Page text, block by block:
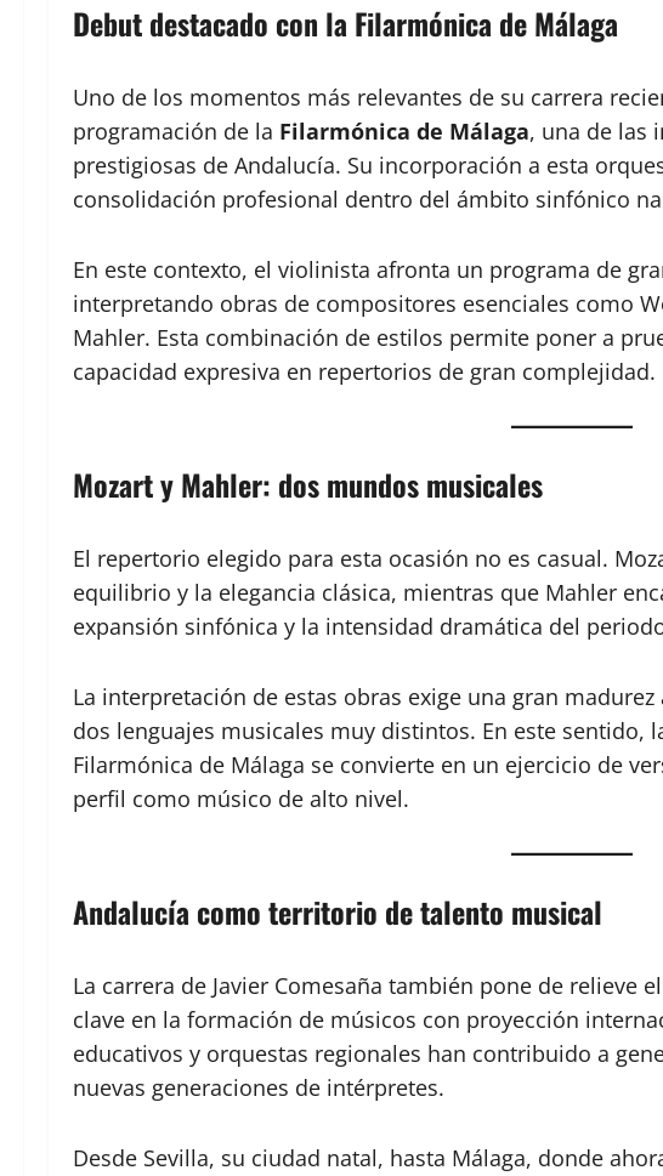
Debut destacado con la Filarmónica de Málaga
Uno de los momentos más relevantes de su carrera
programación de la Filarmónica de Málaga, una de las
prestigiosas de Andalucía. Su incorporación a esta
consolidación profesional dentro del ámbito sinfónico
En este contexto, el violinista afronta un programa de
interpretando obras de compositores esenciales como
Mahler. Esta combinación de estilos permite poner a
capacidad expresiva en repertorios de gran complejidad.
Mozart y Mahler: dos mundos musicales
El repertorio elegido para esta ocasión no es casual.
equilibrio y la elegancia clásica, mientras que Mahler
expansión sinfónica y la intensidad dramática del
La interpretación de estas obras exige una gran
dos lenguajes musicales muy distintos. En este sentido,
Filarmónica de Málaga se convierte en un ejercicio de
perfil como músico de alto nivel.
Andalucía como territorio de talento musical
La carrera de Javier Comesaña también pone de relieve
clave en la formación de músicos con proyección
educativos y orquestas regionales han contribuido a
nuevas generaciones de intérpretes.
Desde Sevilla, su ciudad natal, hasta Málaga, donde